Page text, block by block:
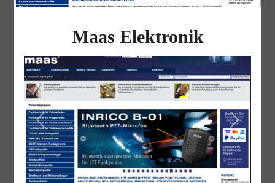
Maas Elektronik
Vorheriges Nächstes